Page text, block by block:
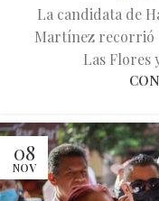
La candidata de
Martínez recorrió
Las Flores
08
NOV